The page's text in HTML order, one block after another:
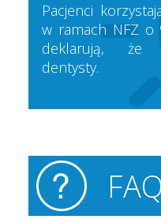
Pacjenci
w ramach NFZ o
deklarują,
dentysty.
FAQ